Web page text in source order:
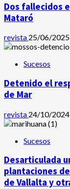
Dos fallecidos
Mataró
revista 25/06/2025
Sucesos
Detenido el
de Mar
revista 24/10/2024
Sucesos
Desarticulada
plantaciones
de Vallalta y